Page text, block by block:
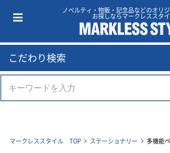
ノベルティ・物販・記念品などのオリ
お探しならマークレススタ
こだわり検索
マークレススタイル TOP ステーショナリー 多機能